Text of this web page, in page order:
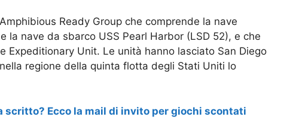
Ready Group che comprende la nave
la nave da sbarco USS Pearl Harbor (LSD 52), e che
Expeditionary Unit. Le unità hanno lasciato San Diego
regione della quinta flotta degli Stati Uniti lo
scritto? Ecco la mail di invito per giochi scontati